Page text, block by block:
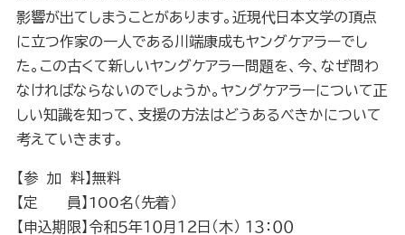
影響が出てしまうことがあります。近現代日本文学の頂点
に立つ作家の一人である川端康成もヤングケアラーでし
た。この古くて新しいヤングケアラー問題を、今、なぜ問わ
なければならないのでしょうか。ヤングケアラーについて正
しい知識を知って、支援の方法はどうあるべきかについて
考えていきます。
【参 加 料】無料
【定 員】100名（先着）
【申込期限】令和５年１０月１２日（木） １３：００